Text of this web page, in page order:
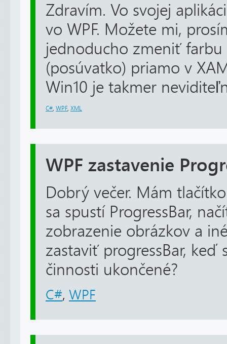
Zdravím. Vo svojej
vo WPF. Možete mi,
jednoducho zmeniť
(posúvatko) priamo v
Win10 je takmer
C# WPF, XML
WPF zastavenie
Dobrý večer. Mám
sa spustí ProgressBar,
zobrazenie obrázkov a
zastaviť progressBar, keď
činnosti ukončené?
C#, WPF